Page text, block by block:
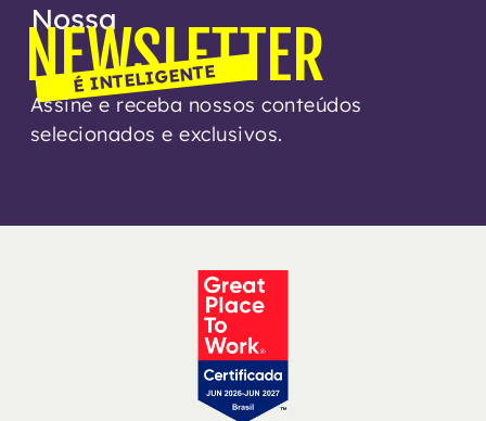
Nossa
NEWSLETTER
É INTELIGENTE
Assine e receba nossos conteúdos
selecionados e exclusivos.